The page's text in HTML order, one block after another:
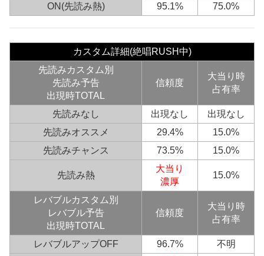
ON(先読み熱)
95.1% 75.0%
カスタム詳細(絶唱RUSH中)
先読みカスタム別
先読み予告
出現時TOTAL
信頼度
大当り時
占有率
先読みなし 出現なし
出現なし
先読みオススメ
29.4%
15.0%
先読みチャンス
73.5% 15.0%
先読み熱
大当り
濃厚
15.0%
レバブルカスタム別
レバブル予告
出現時TOTAL
信頼度
大当り時
占有率
レバブルアップOFF 96.7% 不明